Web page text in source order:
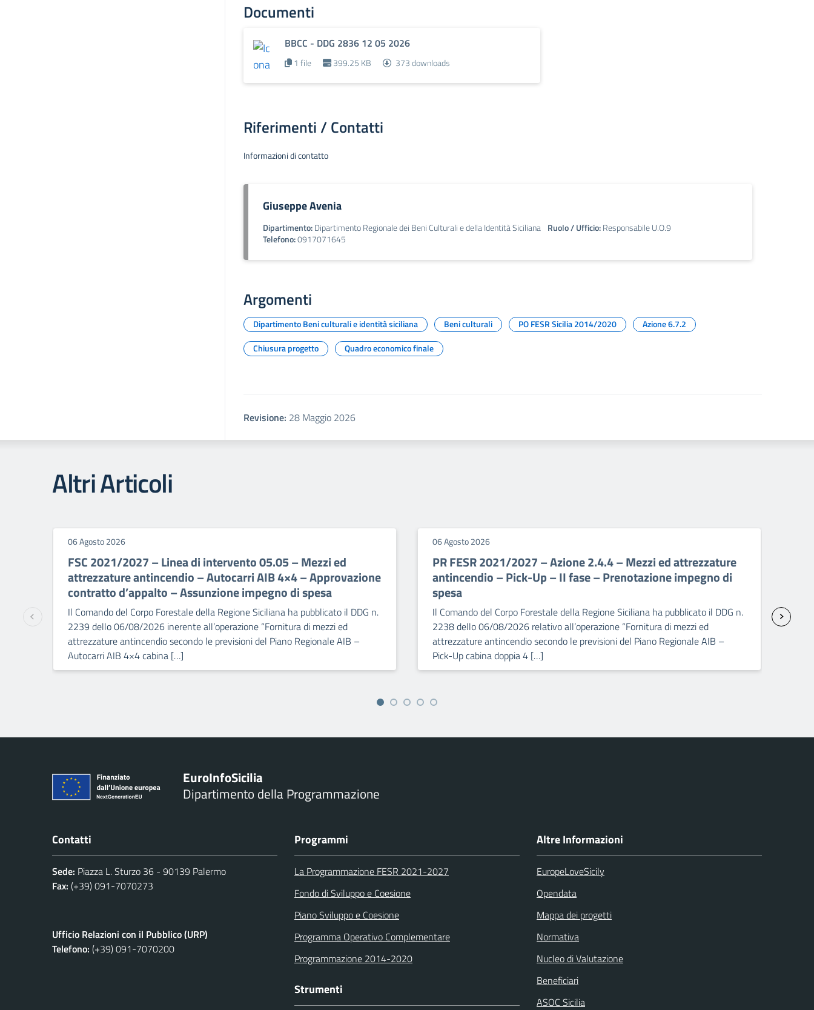
Documenti
BBCC - DDG 2836 12 05 2026
1 file 399.25 KB 373 downloads
Riferimenti / Contatti
Informazioni di contatto
Giuseppe Avenia
Dipartimento:Dipartimento Regionale dei Beni Culturali e della Identità Siciliana Ruolo / Ufficio:Responsabile U.O.9
Telefono:0917071645
Argomenti
Dipartimento Beni culturali e identità siciliana Beni culturali PO FESR Sicilia 2014/2020
Azione 6.7.2
Chiusura progetto
Quadro economico finale
Revisione: 28 Maggio 2026
Altri Articoli
06 Agosto 2026
FSC 2021/2027 – Linea di intervento 05.05 – Mezzi ed
attrezzature antincendio – Autocarri AIB 4×4 – Approvazione
contratto d’appalto – Assunzione impegno di spesa
Il Comando del Corpo Forestale della Regione Siciliana ha pubblicato il DDG n.
2239 dello 06/08/2026 inerente all’operazione “Fornitura di mezzi ed
attrezzature antincendio secondo le previsioni del Piano Regionale AIB –
Autocarri AIB 4×4 cabina […]
06 Agosto 2026
PR FESR 2021/2027 – Azione 2.4.4 – Mezzi ed attrezzature
antincendio – Pick-Up – II fase – Prenotazione impegno di
spesa
Il Comando del Corpo Forestale della Regione Siciliana ha pubblicato il DDG n.
2238 dello 06/08/2026 relativo all’operazione “Fornitura di mezzi ed
attrezzature antincendio secondo le previsioni del Piano Regionale AIB –
Pick-Up cabina doppia 4 […]
EuroInfoSicilia
Dipartimento della Programmazione
Contatti
Sede: Piazza L. Sturzo 36 - 90139 Palermo
Fax: (+39) 091-7070273
Ufficio Relazioni con il Pubblico (URP)
Telefono: (+39) 091-7070200
Programmi
La Programmazione FESR 2021-2027
Fondo di Sviluppo e Coesione
Piano Sviluppo e Coesione
Programma Operativo Complementare
Programmazione 2014-2020
Strumenti
Altre Informazioni
EuropeLoveSicily
Opendata
Mappa dei progetti
Normativa
Nucleo di Valutazione
Beneficiari
ASOC Sicilia